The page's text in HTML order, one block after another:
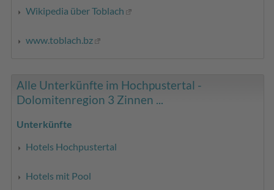
Wikipedia über Toblach
www.toblach.bz
Alle Unterkünfte im Hochpustertal -
Dolomitenregion 3 Zinnen ...
Unterkünfte
Hotels Hochpustertal
Hotels mit Pool